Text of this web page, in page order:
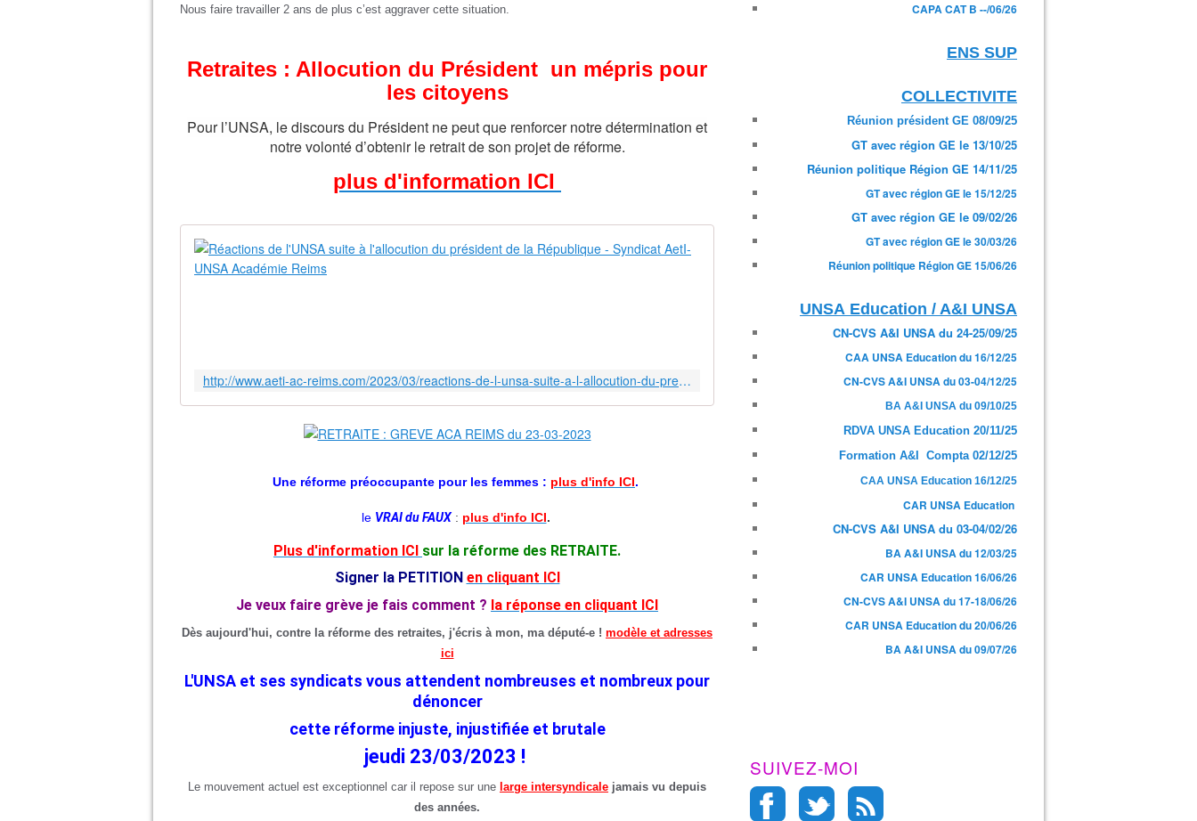
Nous faire travailler 2 ans de plus c’est aggraver cette situation.
Retraites : Allocution du Président un mépris pour
les citoyens
Pour l’UNSA, le discours du Président ne peut que renforcer notre détermination et
notre volonté d’obtenir le retrait de son projet de réforme.
plus d'information ICI
Réactions de l'UNSA suite à l'allocution du président de la République -
e
http://www.aeti-ac-reims.com/2023/03/reactions-de-l-unsa-suite-a-l-allocution-du-president-de-la-republique.html
Une réforme préoccupante pour les femmes : plus d'info ICI.
le VRAI du FAUX : plus d'info ICI.
Plus d'information ICI sur la réforme des RETRAITE.
Signer la PETITION en cliquant ICI
Je veux faire grève je fais comment ? la réponse en cliquant ICI
Dès aujourd'hui, contre la réforme des retraites, j'écris à mon, ma député-e ! modèle et adresses
ici
L'UNSA et ses syndicats vous attendent nombreuses et nombreux pour
dénoncer
cette réforme injuste, injustifiée et brutale
jeudi 23/03/2023 !
Le mouvement actuel est exceptionnel car il repose sur une large intersyndicale jamais vu depuis
des années.
CAPA CAT B --/06/26
ENS SUP
COLLECTIVITE
Réunion président GE 08/09/25
GT avec région GE le 13/10/25
Réunion politique Région GE 14/11/25
GT avec région GE le 15/12/25
GT avec région GE le 09/02/26
GT avec région GE le 30/03/26
Réunion politique Région GE 15/06/26
UNSA Education / A&I UNSA
CN-CVS A&I UNSA du 24-25/09/25
CAA UNSA Education du 16/12/25
CN-CVS A&I UNSA du 03-04/12/25
BA A&I UNSA du 09/10/25
RDVA UNSA Education 20/11/25
Formation A&I Compta 02/12/25
CAA UNSA Education 16/12/25
CAR UNSA Education
CN-CVS A&I UNSA du 03-04/02/26
BA A&I UNSA du 12/03/25
CAR UNSA Education 16/06/26
CN-CVS A&I UNSA du 17-18/06/26
CAR UNSA Education du 20/06/26
BA A&I UNSA du 09/07/26
SUIVEZ-MOI